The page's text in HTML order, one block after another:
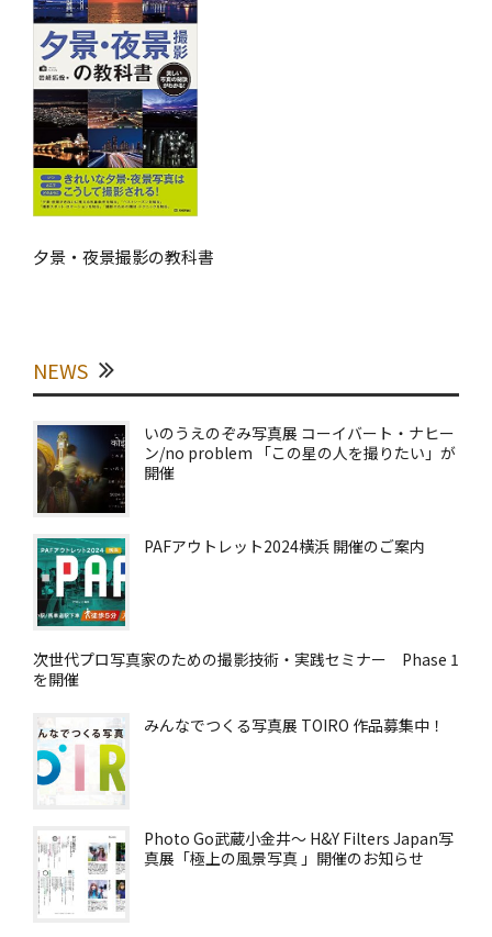
夕景・夜景撮影の教科書
NEWS
いのうえのぞみ写真展 コーイバート・ナヒー
ン/no problem 「この星の人を撮りたい」が
開催
PAFアウトレット2024横浜 開催のご案内
次世代プロ写真家のための撮影技術・実践セミナー Phase 1
を開催
みんなでつくる写真展 TOIRO 作品募集中！
Photo Go武蔵小金井～ H&Y Filters Japan写
真展「極上の風景写真 」開催のお知らせ